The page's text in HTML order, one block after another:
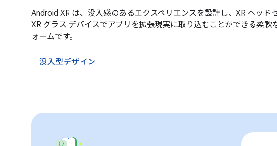
Android XR は、没入感のあるエクスペリエンスを設計し、XR ヘッド
XR グラス デバイスでアプリを拡張現実に取り込むことができる柔軟
ォームです。
没入型デザイン